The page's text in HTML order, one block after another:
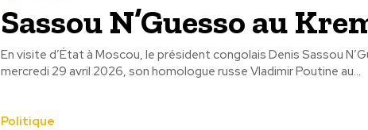
Sassou N’Guesso au
En visite d’État à Moscou, le président congolais Denis Sassou
mercredi 29 avril 2026, son homologue russe Vladimir Poutine au...
Politique